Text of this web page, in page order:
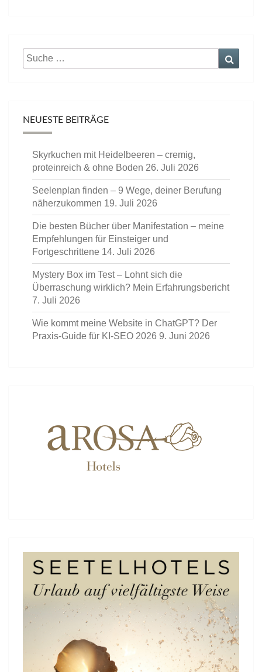
Suche
nach:
NEUESTE BEITRÄGE
Skyrkuchen mit Heidelbeeren – cremig,
proteinreich & ohne Boden 26. Juli 2026
Seelenplan finden – 9 Wege, deiner Berufung
näherzukommen 19. Juli 2026
Die besten Bücher über Manifestation – meine
Empfehlungen für Einsteiger und
Fortgeschrittene 14. Juli 2026
Mystery Box im Test – Lohnt sich die
Überraschung wirklich? Mein Erfahrungsbericht
7. Juli 2026
Wie kommt meine Website in ChatGPT? Der
Praxis-Guide für KI-SEO 2026 9. Juni 2026